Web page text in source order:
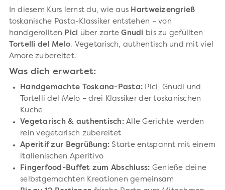
In diesem Kurs lernst du, wie aus Hartweizengrieß
toskanische Pasta-Klassiker entstehen – von
handgerollten Pici über zarteGnudi bis zu gefüllten
Tortelli del Melo. Vegetarisch, authentisch und mit viel
Amore zubereitet.
Was dich erwartet:
Handgemachte Toskana-Pasta: Pici, Gnudi und
Tortelli del Melo – drei Klassiker der toskanischen
Küche
Vegetarisch & authentisch:Alle Gerichte werden
rein vegetarisch zubereitet
Aperitif zur Begrüßung: Starte entspannt mit einem
italienischen Aperitivo
Fingerfood-Buffet zum Abschluss: Genieße deine
selbstgemachten Kreationen gemeinsam